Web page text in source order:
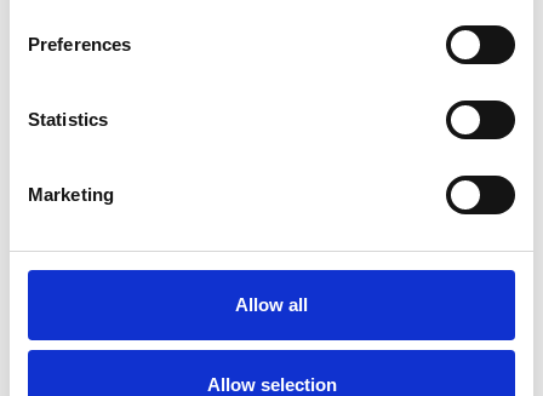
Preferences
Statistics
Marketing
Allow all
Allow selection
La Škoda avvia la produzione del suo SUV Peaq
Repubblica Ceca